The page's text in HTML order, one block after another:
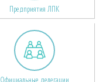
Предприятия ЛПК
Официальные делегации